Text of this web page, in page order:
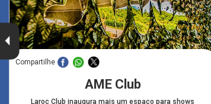
Compartilhe
AME Club
Laroc Club inaugura mais um espaço para shows